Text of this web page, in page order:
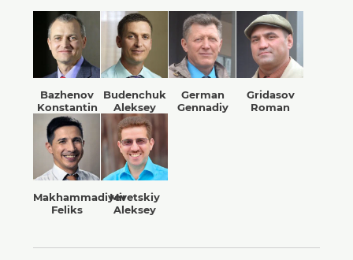
Bazhenov
Konstantin
Budenchuk
Aleksey
German
Gennadiy
Gridasov
Roman
Makhammadiyev
Feliks
Miretskiy
Aleksey